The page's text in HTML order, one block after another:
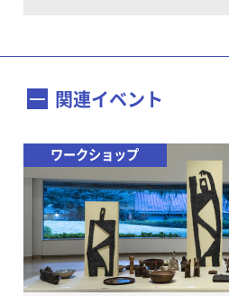
関連イベント
ワークショップ